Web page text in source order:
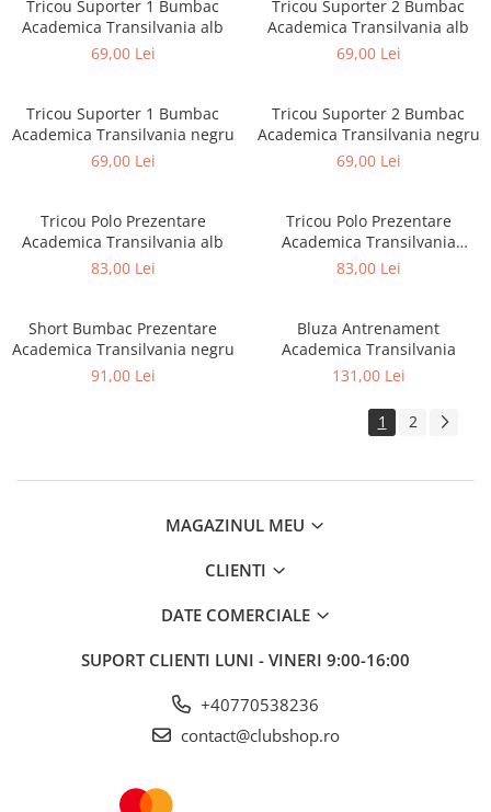
Tricou Suporter 1 Bumbac
Academica Transilvania alb
69,00 Lei
Tricou Suporter 2 Bumbac
Academica Transilvania alb
69,00 Lei
Tricou Suporter 1 Bumbac
Academica Transilvania negru
69,00 Lei
Tricou Suporter 2 Bumbac
Academica Transilvania negru
69,00 Lei
Tricou Polo Prezentare
Academica Transilvania alb
83,00 Lei
Tricou Polo Prezentare
Academica Transilvania
albastru
83,00 Lei
Short Bumbac Prezentare
Academica Transilvania negru
91,00 Lei
Bluza Antrenament
Academica Transilvania
131,00 Lei
1 2
MAGAZINUL MEU
CLIENTI
DATE COMERCIALE
SUPORT CLIENTI LUNI - VINERI 9:00-16:00
+40770538236
contact@clubshop.ro